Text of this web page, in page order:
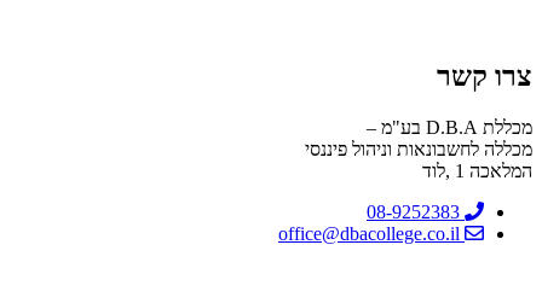
צרו קשר
מכללת D.B.A בע"מ –
מכללה לחשבונאות וניהול פיננסי
המלאכה 1 ,לוד
08-9252383
office@dbacollege.co.il